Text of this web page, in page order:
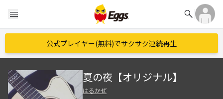
menu search
公式プレイヤー(無料)でサクサク連続再生
夏の夜【オリジナル】
はるかぜ